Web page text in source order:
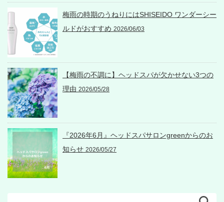
梅雨の時期のうねりにはSHISEIDO ワンダーシー
ルドがおすすめ 2026/06/03
【梅雨の不調に】ヘッドスパが欠かせない3つの
理由 2026/05/28
『2026年6月』ヘッドスパサロンgreenからのお
知らせ 2026/05/27